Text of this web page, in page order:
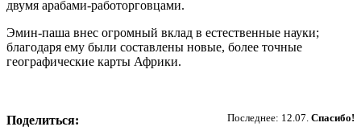
двумя арабами-работорговцами.
Эмин-паша внес огромный вклад в естественные науки;
благодаря ему были составлены новые, более точные
географические карты Африки.
Последнее: 12.07. Спасибо!
Поделиться: